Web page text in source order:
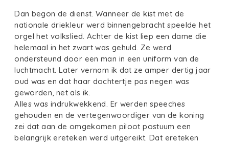
Dan begon de dienst. Wanneer de kist met de
nationale driekleur werd binnengebracht speelde het
orgel het volkslied. Achter de kist liep een dame die
helemaal in het zwart was gehuld. Ze werd
ondersteund door een man in een uniform van de
luchtmacht. Later vernam ik dat ze amper dertig jaar
oud was en dat haar dochtertje pas negen was
geworden, net als ik.
Alles was indrukwekkend. Er werden speeches
gehouden en de vertegenwoordiger van de koning
zei dat aan de omgekomen piloot postuum een
belangrijk ereteken werd uitgereikt. Dat ereteken